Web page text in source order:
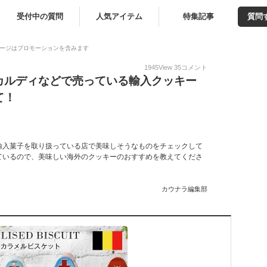
受付中の質問 人気アイテム 特集記事 質問
ジはプロモーションを含みます
1945View 35コメント
ディなどで売っている輸入クッキー
菓子を取り扱っている店で美味しそうなものをチェックして
るので、美味しい海外のクッキーのおすすめを教えてくださ
カウナラ編集部